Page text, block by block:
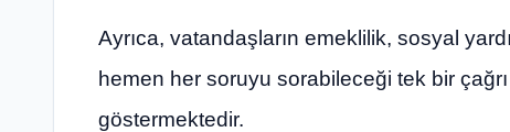
Ayrıca, vatandaşların emeklilik, sosyal
hemen her soruyu sorabileceği tek bir
göstermektedir.